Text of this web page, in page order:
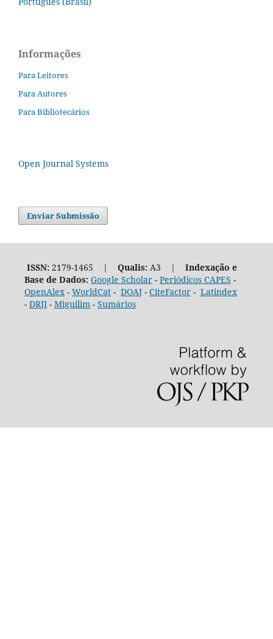
Informações
Para Leitores
Para Autores
Para Bibliotecários
Open Journal Systems
Enviar Submissão
ISSN:2179-1465 | Qualis:A3 | Indexação e
Base de Dados: Google Scholar- Periódicos CAPES -
OpenAlex- WorldCat- DOAJ- CiteFactor- Latindex
- DRJI- Miguilim - Sumários